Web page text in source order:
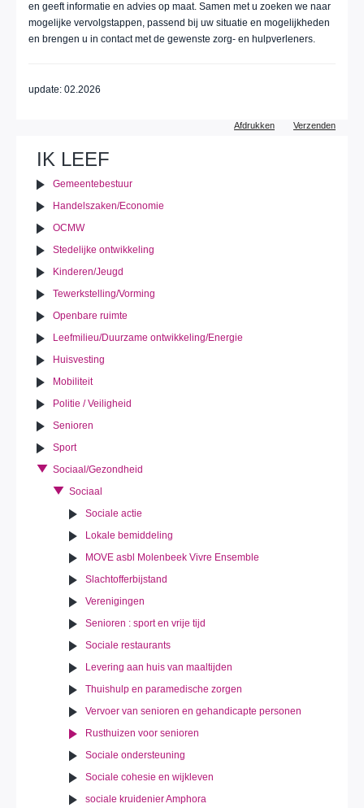
en geeft informatie en advies op maat. Samen met u zoeken we naar
mogelijke vervolgstappen, passend bij uw situatie en mogelijkheden
en brengen u in contact met de gewenste zorg- en hulpverleners.
update: 02.2026
Afdrukken Verzenden
IK LEEF
Gemeentebestuur
Handelszaken/Economie
OCMW
Stedelijke ontwikkeling
Kinderen/Jeugd
Tewerkstelling/Vorming
Openbare ruimte
Leefmilieu/Duurzame ontwikkeling/Energie
Huisvesting
Mobiliteit
Politie / Veiligheid
Senioren
Sport
Sociaal/Gezondheid
Sociaal
Sociale actie
Lokale bemiddeling
MOVE asbl Molenbeek Vivre Ensemble
Slachtofferbijstand
Verenigingen
Senioren : sport en vrije tijd
Sociale restaurants
Levering aan huis van maaltijden
Thuishulp en paramedische zorgen
Vervoer van senioren en gehandicapte personen
Rusthuizen voor senioren
Sociale ondersteuning
Sociale cohesie en wijkleven
sociale kruidenier Amphora